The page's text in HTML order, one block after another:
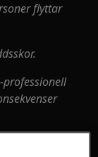
flyttar
professionell